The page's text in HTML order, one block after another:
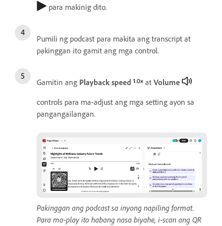
para makinig dito.
Pumili ng podcast para makita ang transcript at
pakinggan ito gamit ang mga control.
Gamitin ang Playback speed at Volume
controls para ma-adjust ang mga setting ayon sa
pangangailangan.
Pakinggan ang podcast sa inyong napiling format.
Para ma-play ito habang nasa biyahe, i-scan ang QR